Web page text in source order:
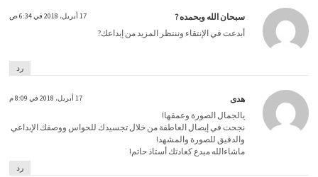
سبحان الله وبحمده ? 17 أبريل، 2018 في 6:34 ص
أبدعت في الإنتقاء وننتظر المزيد من إبداعك?
رد
هدى 17 أبريل، 2018 في 8:09 م
يالجمال الصورة وعمقها!
نجحت في إيصال العاطفة من خلال تجسيدك للحواس ووصفك الإبداعي
والدقيق للصورة والمشهد!
ماشاءالله مبدع كعادتك أستاذ حاتم!
رد